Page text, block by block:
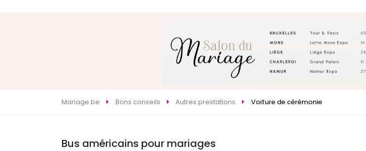
Mariage.be Bons conseils Autres prestations Voiture de cérémonie
Bus américains pour mariages